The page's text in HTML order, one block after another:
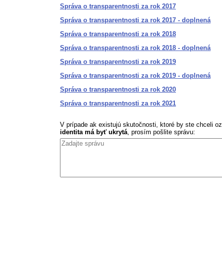
Správa o transparentnosti za rok 2017
Správa o transparentnosti za rok 2017 - doplnená
Správa o transparentnosti za rok 2018
Správa o transparentnosti za rok 2018 - doplnená
Správa o transparentnosti za rok 2019
Správa o transparentnosti za rok 2019 - doplnená
Správa o transparentnosti za rok 2020
Správa o transparentnosti za rok 2021
V prípade ak existujú skutočnosti, ktoré by ste chceli
identita má byť ukrytá, prosím pošlite správu: